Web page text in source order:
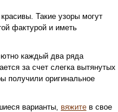
Такие узоры могут
фактурой и иметь
каждый два ряда
за счет слегка вытянутых
получили оригинальное
варианты, вяжите в свое